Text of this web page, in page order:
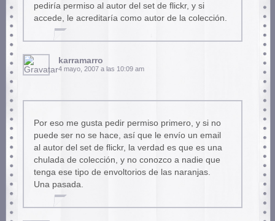
pediría permiso al autor del set de flickr, y si
accede, le acreditaría como autor de la colección.
karramarro
4 mayo, 2007 a las 10:09 am
Por eso me gusta pedir permiso primero, y si no
puede ser no se hace, así que le envío un email
al autor del set de flickr, la verdad es que es una
chulada de colección, y no conozco a nadie que
tenga ese tipo de envoltorios de las naranjas.
Una pasada.